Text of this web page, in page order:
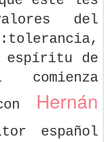
del
espíritu de
Hernán
español